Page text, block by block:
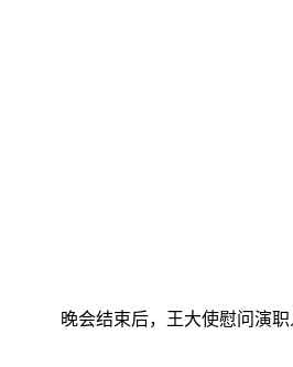
晚会结束后，王大使慰问演职